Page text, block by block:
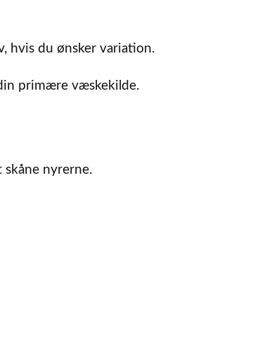
hvis du ønsker variation.
primære væskekilde.
skåne nyrerne.